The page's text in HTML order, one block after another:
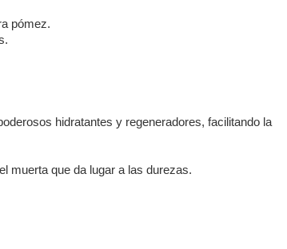
pómez.
hidratantes y regeneradores, facilitando la
muerta que da lugar a las durezas.